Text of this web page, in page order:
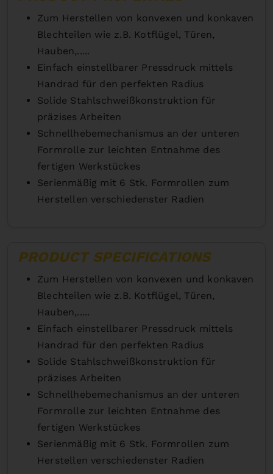
Zum Herstellen von konvexen und konkaven
Blechteilen wie z.B. Kotflügel, Türen,
Hauben,.....
Einfach einstellbarer Pressdruck mittels
Handrad für den perfekten Radius
Solide Stahlschweißkonstruktion für
präzises Arbeiten
Schnellhebemechanismus an der unteren
Formrolle zur leichten Entnahme des
fertigen Werkstückes
Serienmäßig mit 6 Stk. Formrollen zum
Herstellen verschiedenster Radien
PRODUCT SPECIFICATIONS
Zum Herstellen von konvexen und konkaven
Blechteilen wie z.B. Kotflügel, Türen,
Hauben,.....
Einfach einstellbarer Pressdruck mittels
Handrad für den perfekten Radius
Solide Stahlschweißkonstruktion für
präzises Arbeiten
Schnellhebemechanismus an der unteren
Formrolle zur leichten Entnahme des
fertigen Werkstückes
Serienmäßig mit 6 Stk. Formrollen zum
Herstellen verschiedenster Radien